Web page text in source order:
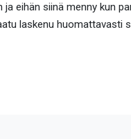
ja eihän siinä menny kun
laskenu huomattavasti